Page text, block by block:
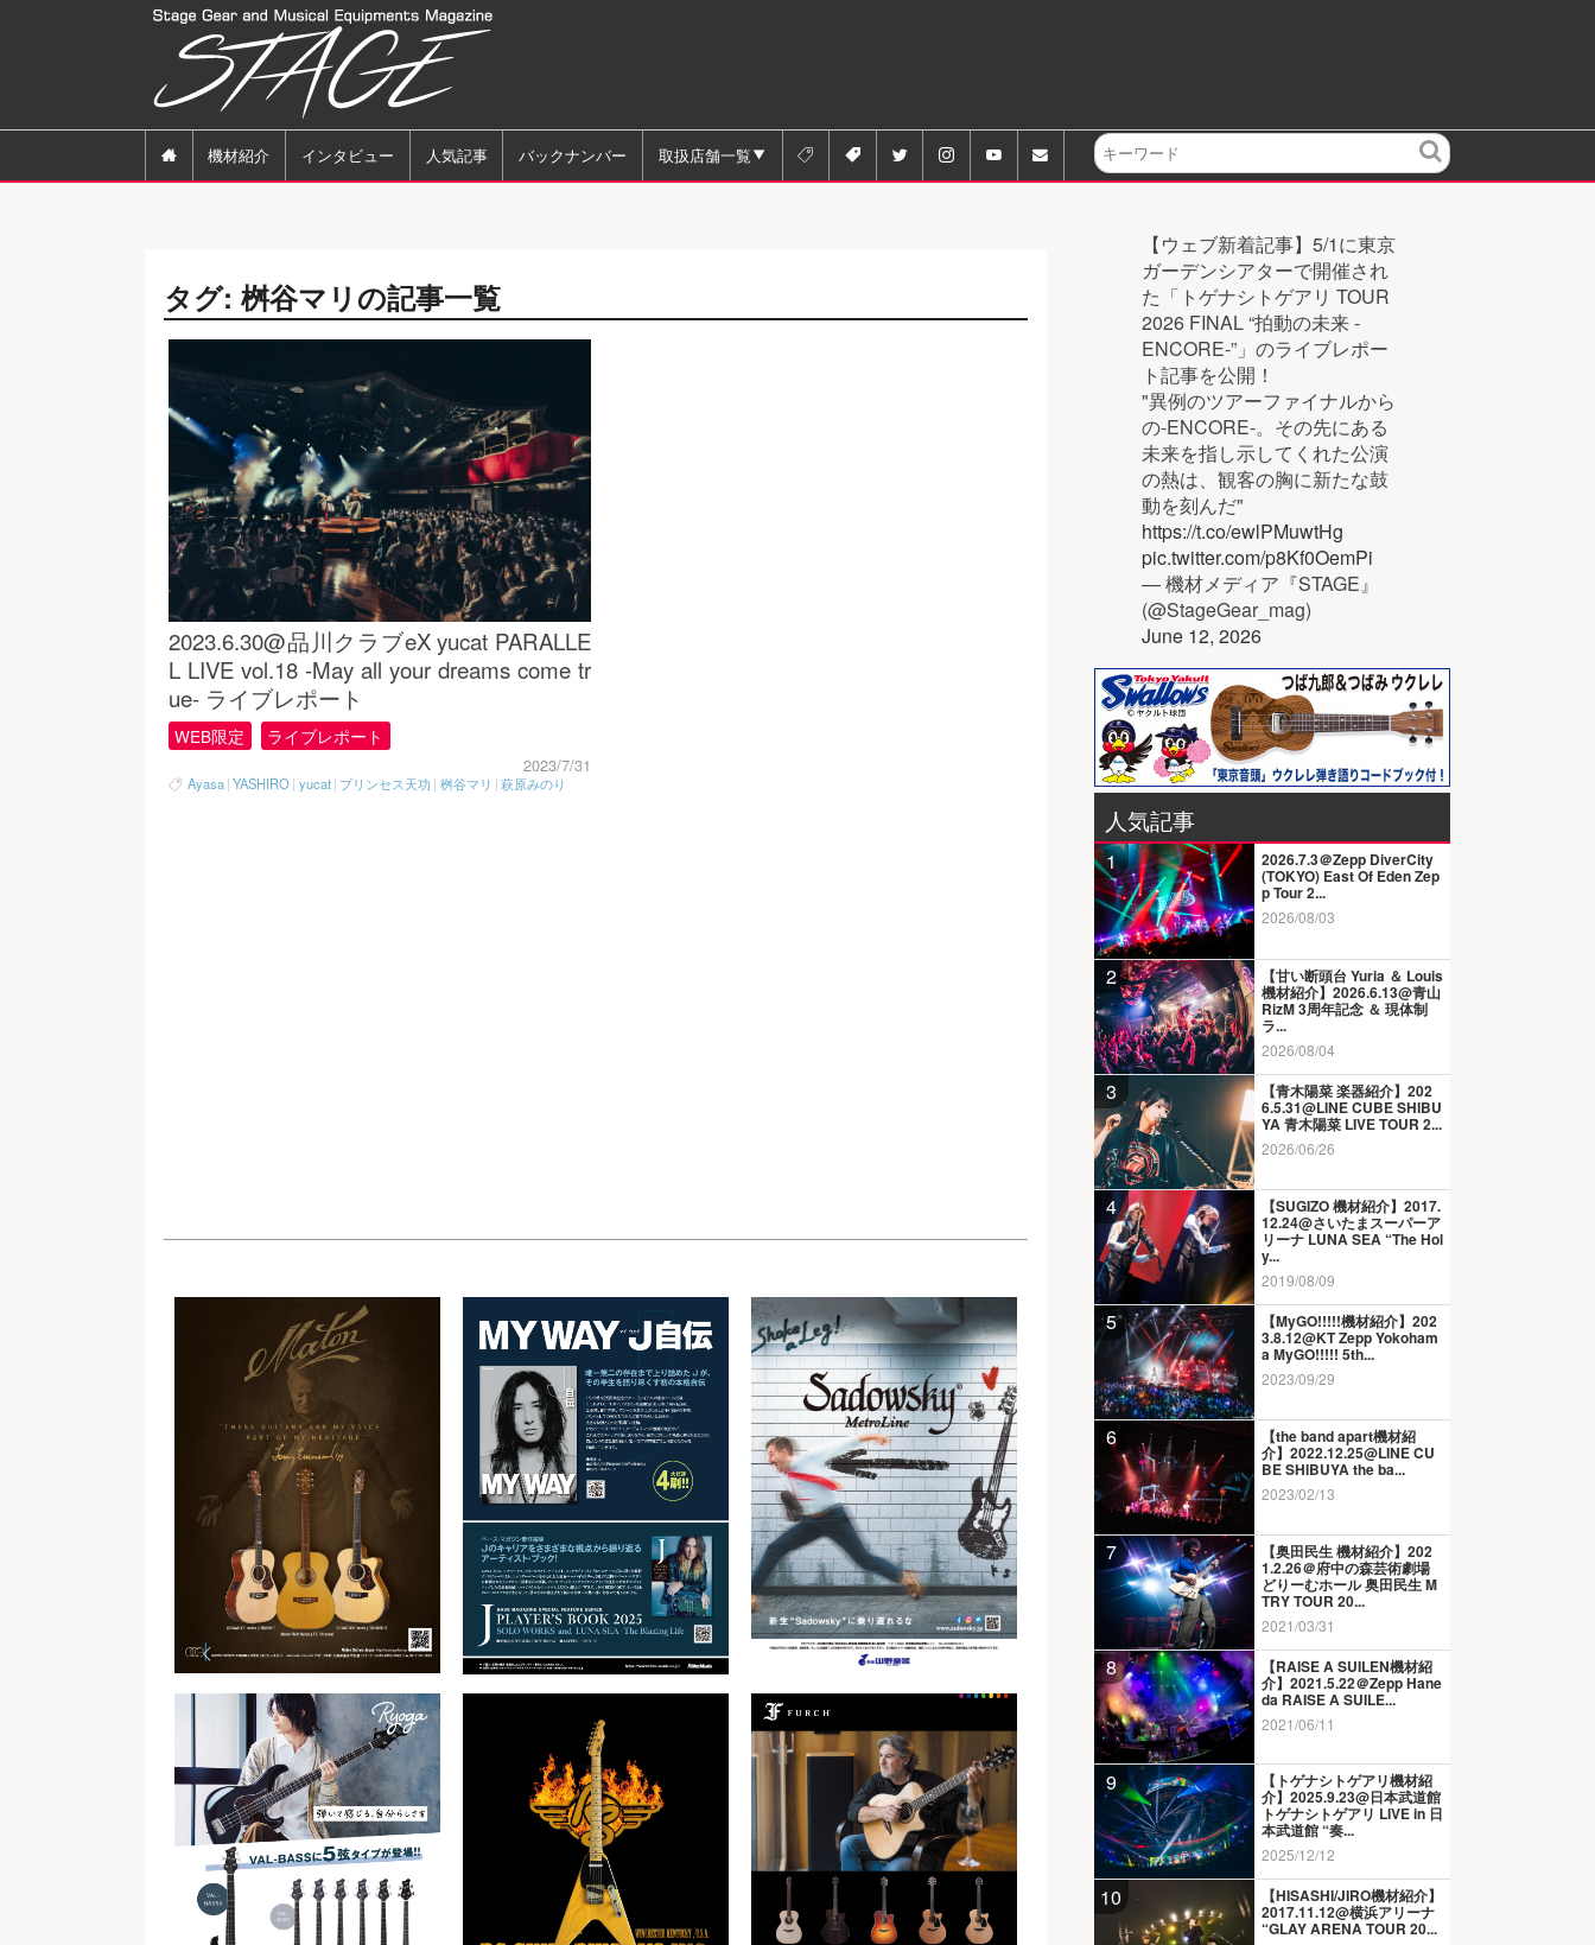
 機材紹介 インタビュー 人気記事 バックナンバー 取扱店舗一覧      
検
タグ: 桝谷マリの記事一覧
2023.6.30@品川クラブeX yucat PARALLE
L LIVE vol.18 -May all your dreams come tr
ue- ライブレポート
WEB限定 ライブレポート
2023/7/31
Ayasa |YASHIRO| yucat | プリンセス天功 | 桝谷マリ |萩原みのり
【ウェブ新着記事】5/1に東京
ガーデンシアターで開催され
た「トゲナシトゲアリ TOUR
2026 FINAL “拍動の未来 -
ENCORE-”」のライブレポー
ト記事を公開！
"異例のツアーファイナルから
の-ENCORE-。その先にある
未来を指し示してくれた公演
の熱は、観客の胸に新たな鼓
動を刻んだ"
https://t.co/ewlPMuwtHg
pic.twitter.com/p8Kf0OemPi
— 機材メディア『STAGE』
(@StageGear_mag)
June 12, 2026
人気記事
1 2026.7.3＠Zepp DiverCity
(TOKYO) East Of Eden Zep
p Tour 2...
2026/08/03
2 【甘い断頭台 Yuria ＆ Louis
機材紹介】2026.6.13@青山
RizM 3周年記念 ＆ 現体制
ラ...
2026/08/04
3 【青木陽菜 楽器紹介】202
6.5.31@LINE CUBE SHIBU
YA 青木陽菜 LIVE TOUR 2...
2026/06/26
4 【SUGIZO 機材紹介】2017.
12.24@さいたまスーパーア
リーナ LUNA SEA “The Hol
y...
2019/08/09
5 【MyGO!!!!!機材紹介】202
3.8.12@KT Zepp Yokoham
a MyGO!!!!! 5th...
2023/09/29
6 【the band apart機材紹
介】2022.12.25@LINE CU
BE SHIBUYA the ba...
2023/02/13
7 【奥田民生 機材紹介】202
1.2.26＠府中の森芸術劇場
どりーむホール 奥田民生 M
TRY TOUR 20...
2021/03/31
8 【RAISE A SUILEN機材紹
介】2021.5.22＠Zepp Hane
da RAISE A SUILE...
2021/06/11
9 【トゲナシトゲアリ機材紹
介】2025.9.23@日本武道館
トゲナシトゲアリ LIVE in 日
本武道館 “奏...
2025/12/12
10 【HISASHI/JIRO機材紹介】
2017.11.12@横浜アリーナ
“GLAY ARENA TOUR 20...